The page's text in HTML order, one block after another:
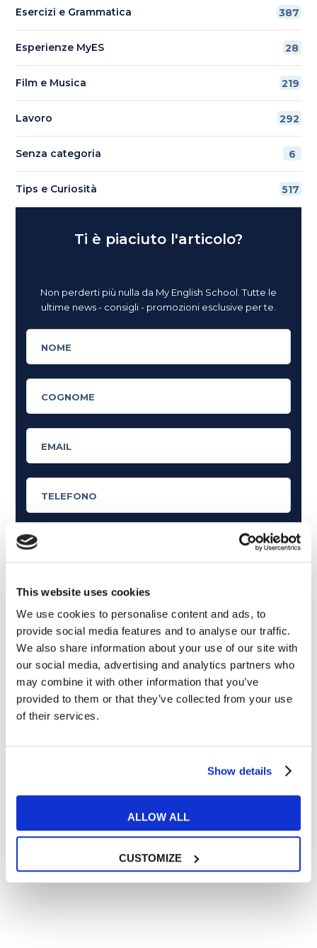
This website uses cookies
We use cookies to personalise content and ads, to
provide social media features and to analyse our traffic.
We also share information about your use of our site with
our social media, advertising and analytics partners who
may combine it with other information that you’ve
provided to them or that they’ve collected from your use
of their services.
Show details
ALLOW ALL
CUSTOMIZE
Esercizi e Grammatica 387
Esperienze MyES 28
Film e Musica 219
Lavoro 292
Senza categoria 6
Tips e Curiosità 517
Ti è piaciuto l'articolo?
Non perderti più nulla da My English School. Tutte le
ultime news - consigli - promozioni esclusive per te.
Articoli dedicati a inglese nel mondo del lavoro
Articoli con tips e new sulla lingua inglese
Articoli divertenti su film e musica
In quanto di età superiore ai 16 anni, dichiaro di acconsentire
al trattamento dei miei dati personali in conformità
all’informativa privacy
relative ai prodotti e servizi a marchio MyES
** le sedi contrassegnate con * offrono sempre solo corsi online
RICHIEDI INFORMAZIONI